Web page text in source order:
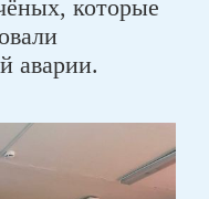
которые
аварии.